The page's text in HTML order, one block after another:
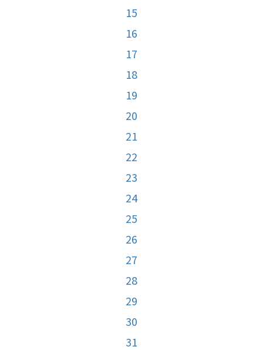
15
16
17
18
19
20
21
22
23
24
25
26
27
28
29
30
31